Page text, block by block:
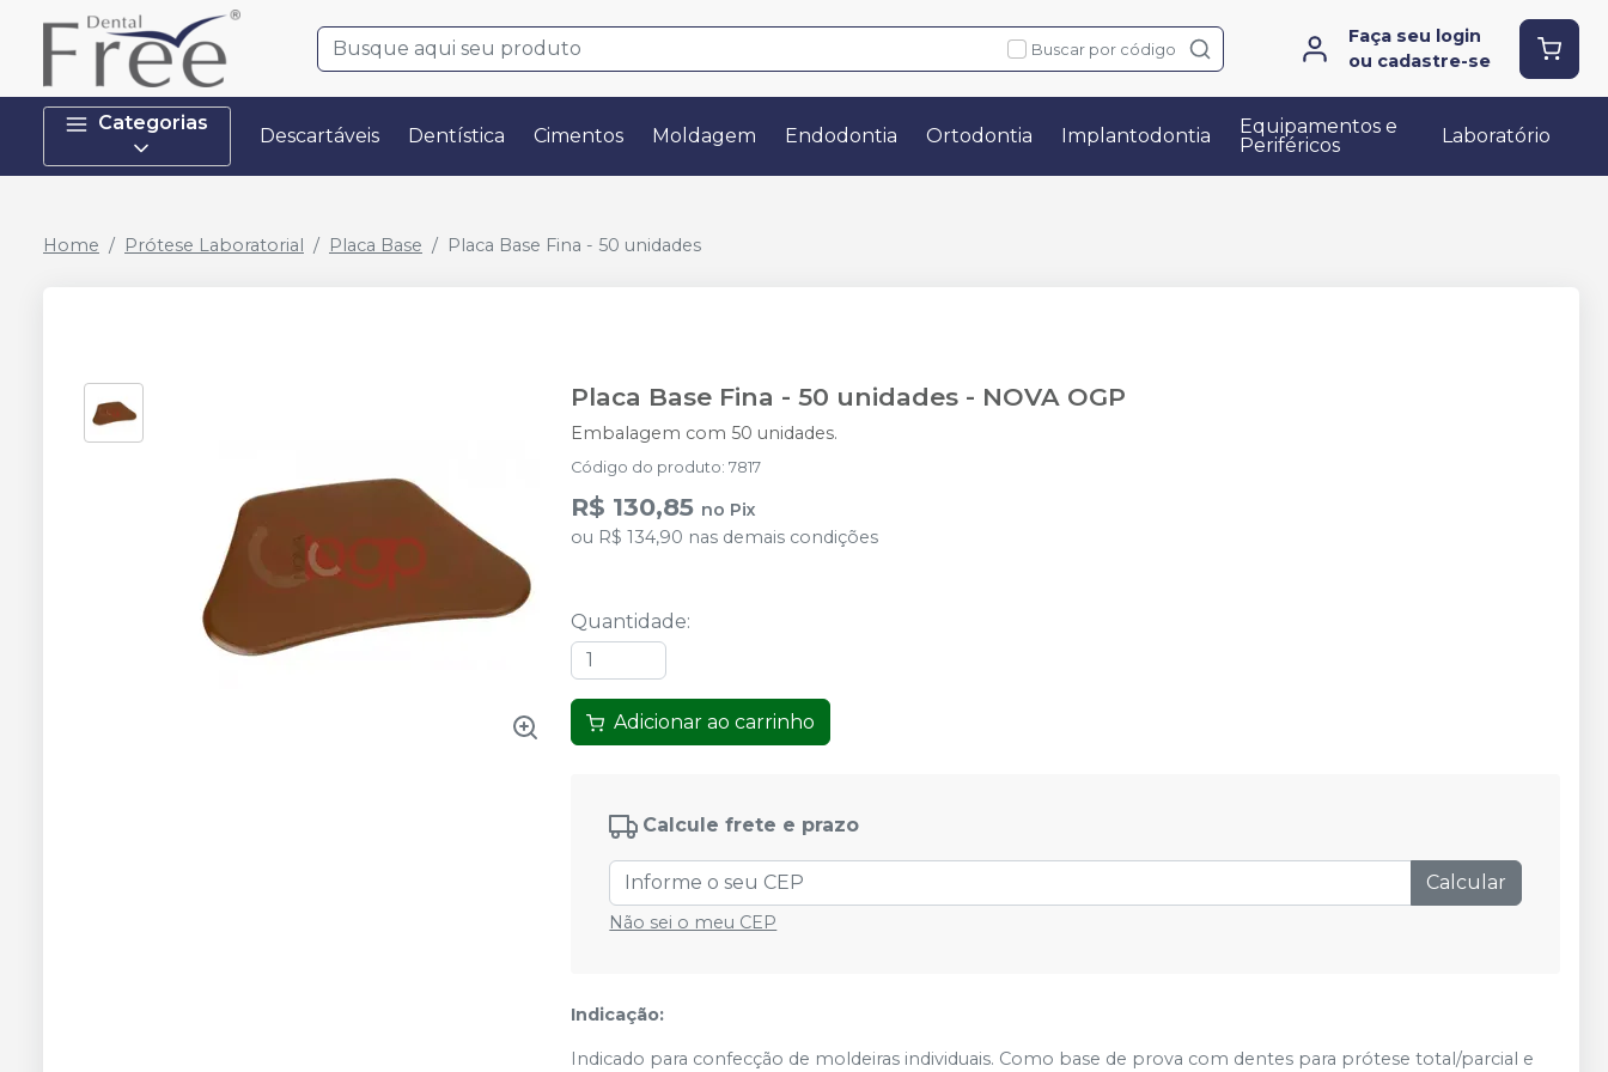
Buscar por código
Faça seu login
ou cadastre-se
Categorias
Descartáveis Dentística Cimentos Moldagem Endodontia Ortodontia Implantodontia
Equipamentos e
Periféricos
Laboratório
Home Prótese Laboratorial Placa Base Placa Base Fina - 50 unidades
Placa Base Fina - 50 unidades - NOVA OGP
Embalagem com 50 unidades.
Código do produto:7817
R$ 130,85 no Pix
ou R$ 134,90 nas demais condições
Quantidade:
Adicionar ao carrinho
Calcule frete e prazo
Calcular
Não sei o meu CEP
Indicação:
Indicado para confecção de moldeiras individuais. Como base de prova com dentes para prótese total/parcial e